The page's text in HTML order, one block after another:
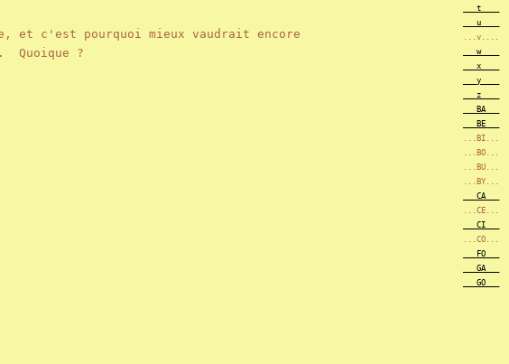
et c'est pourquoi mieux vaudrait encore
Quoique ?
___t____
___u____
...v....
___w____
___x____
___y____
___z____
___BA___
___BE___
...BI...
...BO...
...BU...
...BY...
___CA___
...CE...
___CI___
...CO...
___FO___
___GA___
___GO___